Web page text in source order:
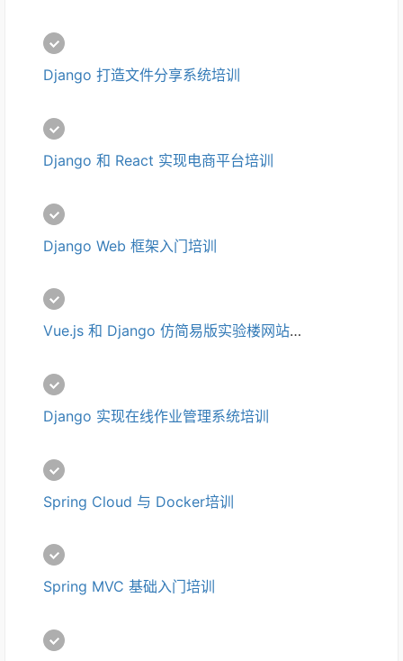
Django 打造文件分享系统培训
Django 和 React 实现电商平台培训
Django Web 框架入门培训
Vue.js 和 Django 仿简易版实验楼网站培训
Django 实现在线作业管理系统培训
Spring Cloud 与 Docker培训
Spring MVC 基础入门培训